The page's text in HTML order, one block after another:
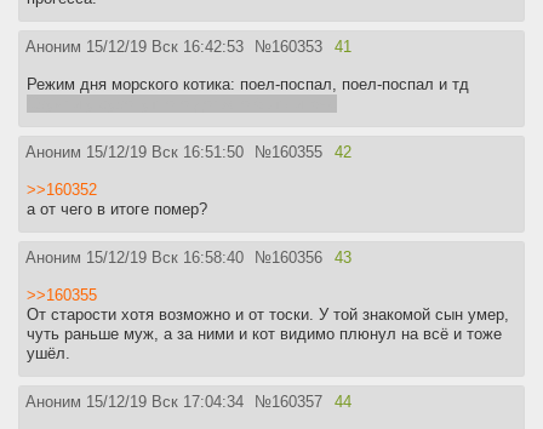
Аноним 15/12/19 Вск 16:42:53 №160353 41
Режим дня морского котика: поел-поспал, поел-поспал и тд
Аноним 15/12/19 Вск 16:51:50 №160355 42
>>160352
а от чего в итоге помер?
Аноним 15/12/19 Вск 16:58:40 №160356 43
>>160355
От старости хотя возможно и от тоски. У той знакомой сын умер,
чуть раньше муж, а за ними и кот видимо плюнул на всё и тоже
ушёл.
Аноним 15/12/19 Вск 17:04:34 №160357 44